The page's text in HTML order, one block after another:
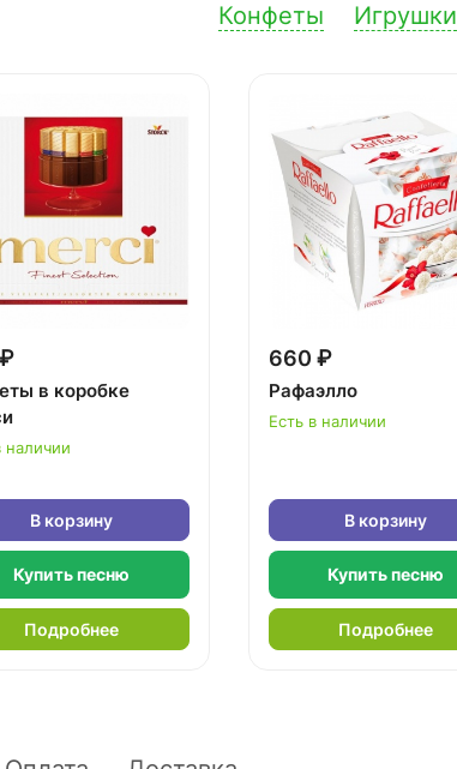
Конфеты Игрушки
в коробке
наличии
В корзину
Купить песню
Подробнее
660 ₽
Рафаэлло
Есть в наличии
В корзину
Купить песню
Подробнее